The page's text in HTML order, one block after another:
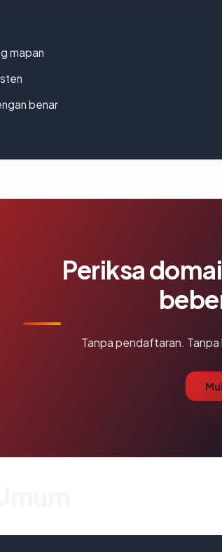
mapan
benar
Periksa
Tanpa pendaftaran.